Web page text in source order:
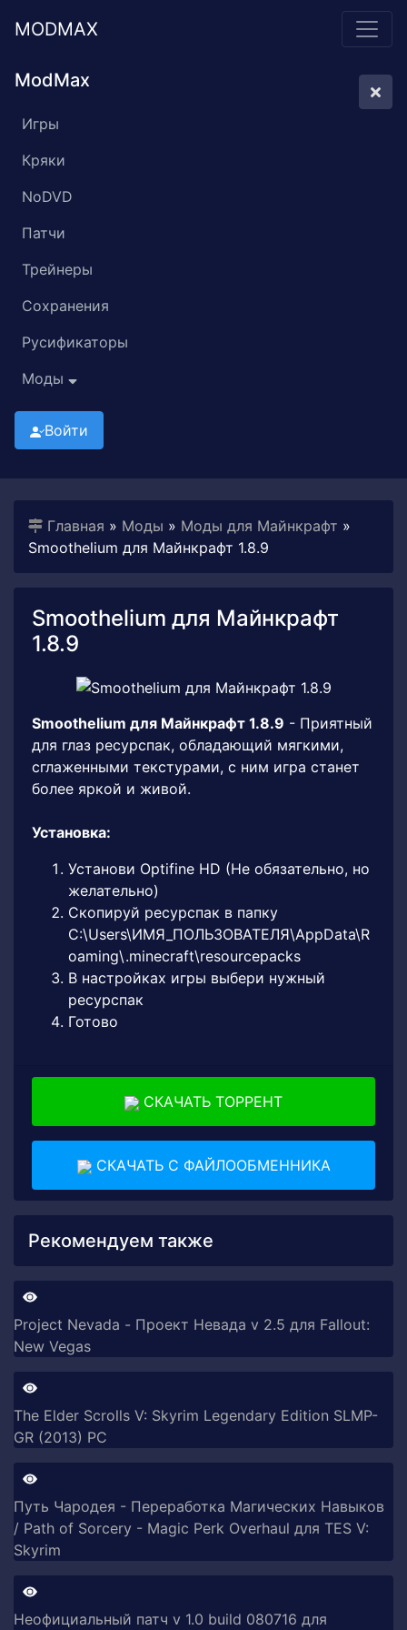
MODMAX
ModMax
Игры
Кряки
NoDVD
Патчи
Трейнеры
Сохранения
Русификаторы
Моды
Войти
Главная » Моды » Моды для Майнкрафт »
Smoothelium для Майнкрафт 1.8.9
Smoothelium для Майнкрафт
1.8.9
Smoothelium для Майнкрафт 1.8.9 - Приятный
для глаз ресурспак, обладающий мягкими,
сглаженными текстурами, с ним игра станет
более яркой и живой.
Установка:
Установи Optifine HD (Не обязательно, но
желательно)
Скопируй ресурспак в папку
C:\Users\ИМЯ_ПОЛЬЗОВАТЕЛЯ\AppData\R
oaming\.minecraft\resourcepacks
В настройках игры выбери нужный
ресурспак
Готово
СКАЧАТЬ ТОРРЕНТ
СКАЧАТЬ С ФАЙЛООБМЕННИКА
Рекомендуем также
Project Nevada - Проект Невада v 2.5 для Fallout:
New Vegas
The Elder Scrolls V: Skyrim Legendary Edition SLMP-
GR (2013) PC
Путь Чародея - Переработка Магических Навыков
/ Path of Sorcery - Magic Perk Overhaul для TES V:
Skyrim
Неофициальный патч v 1.0 build 080716 для